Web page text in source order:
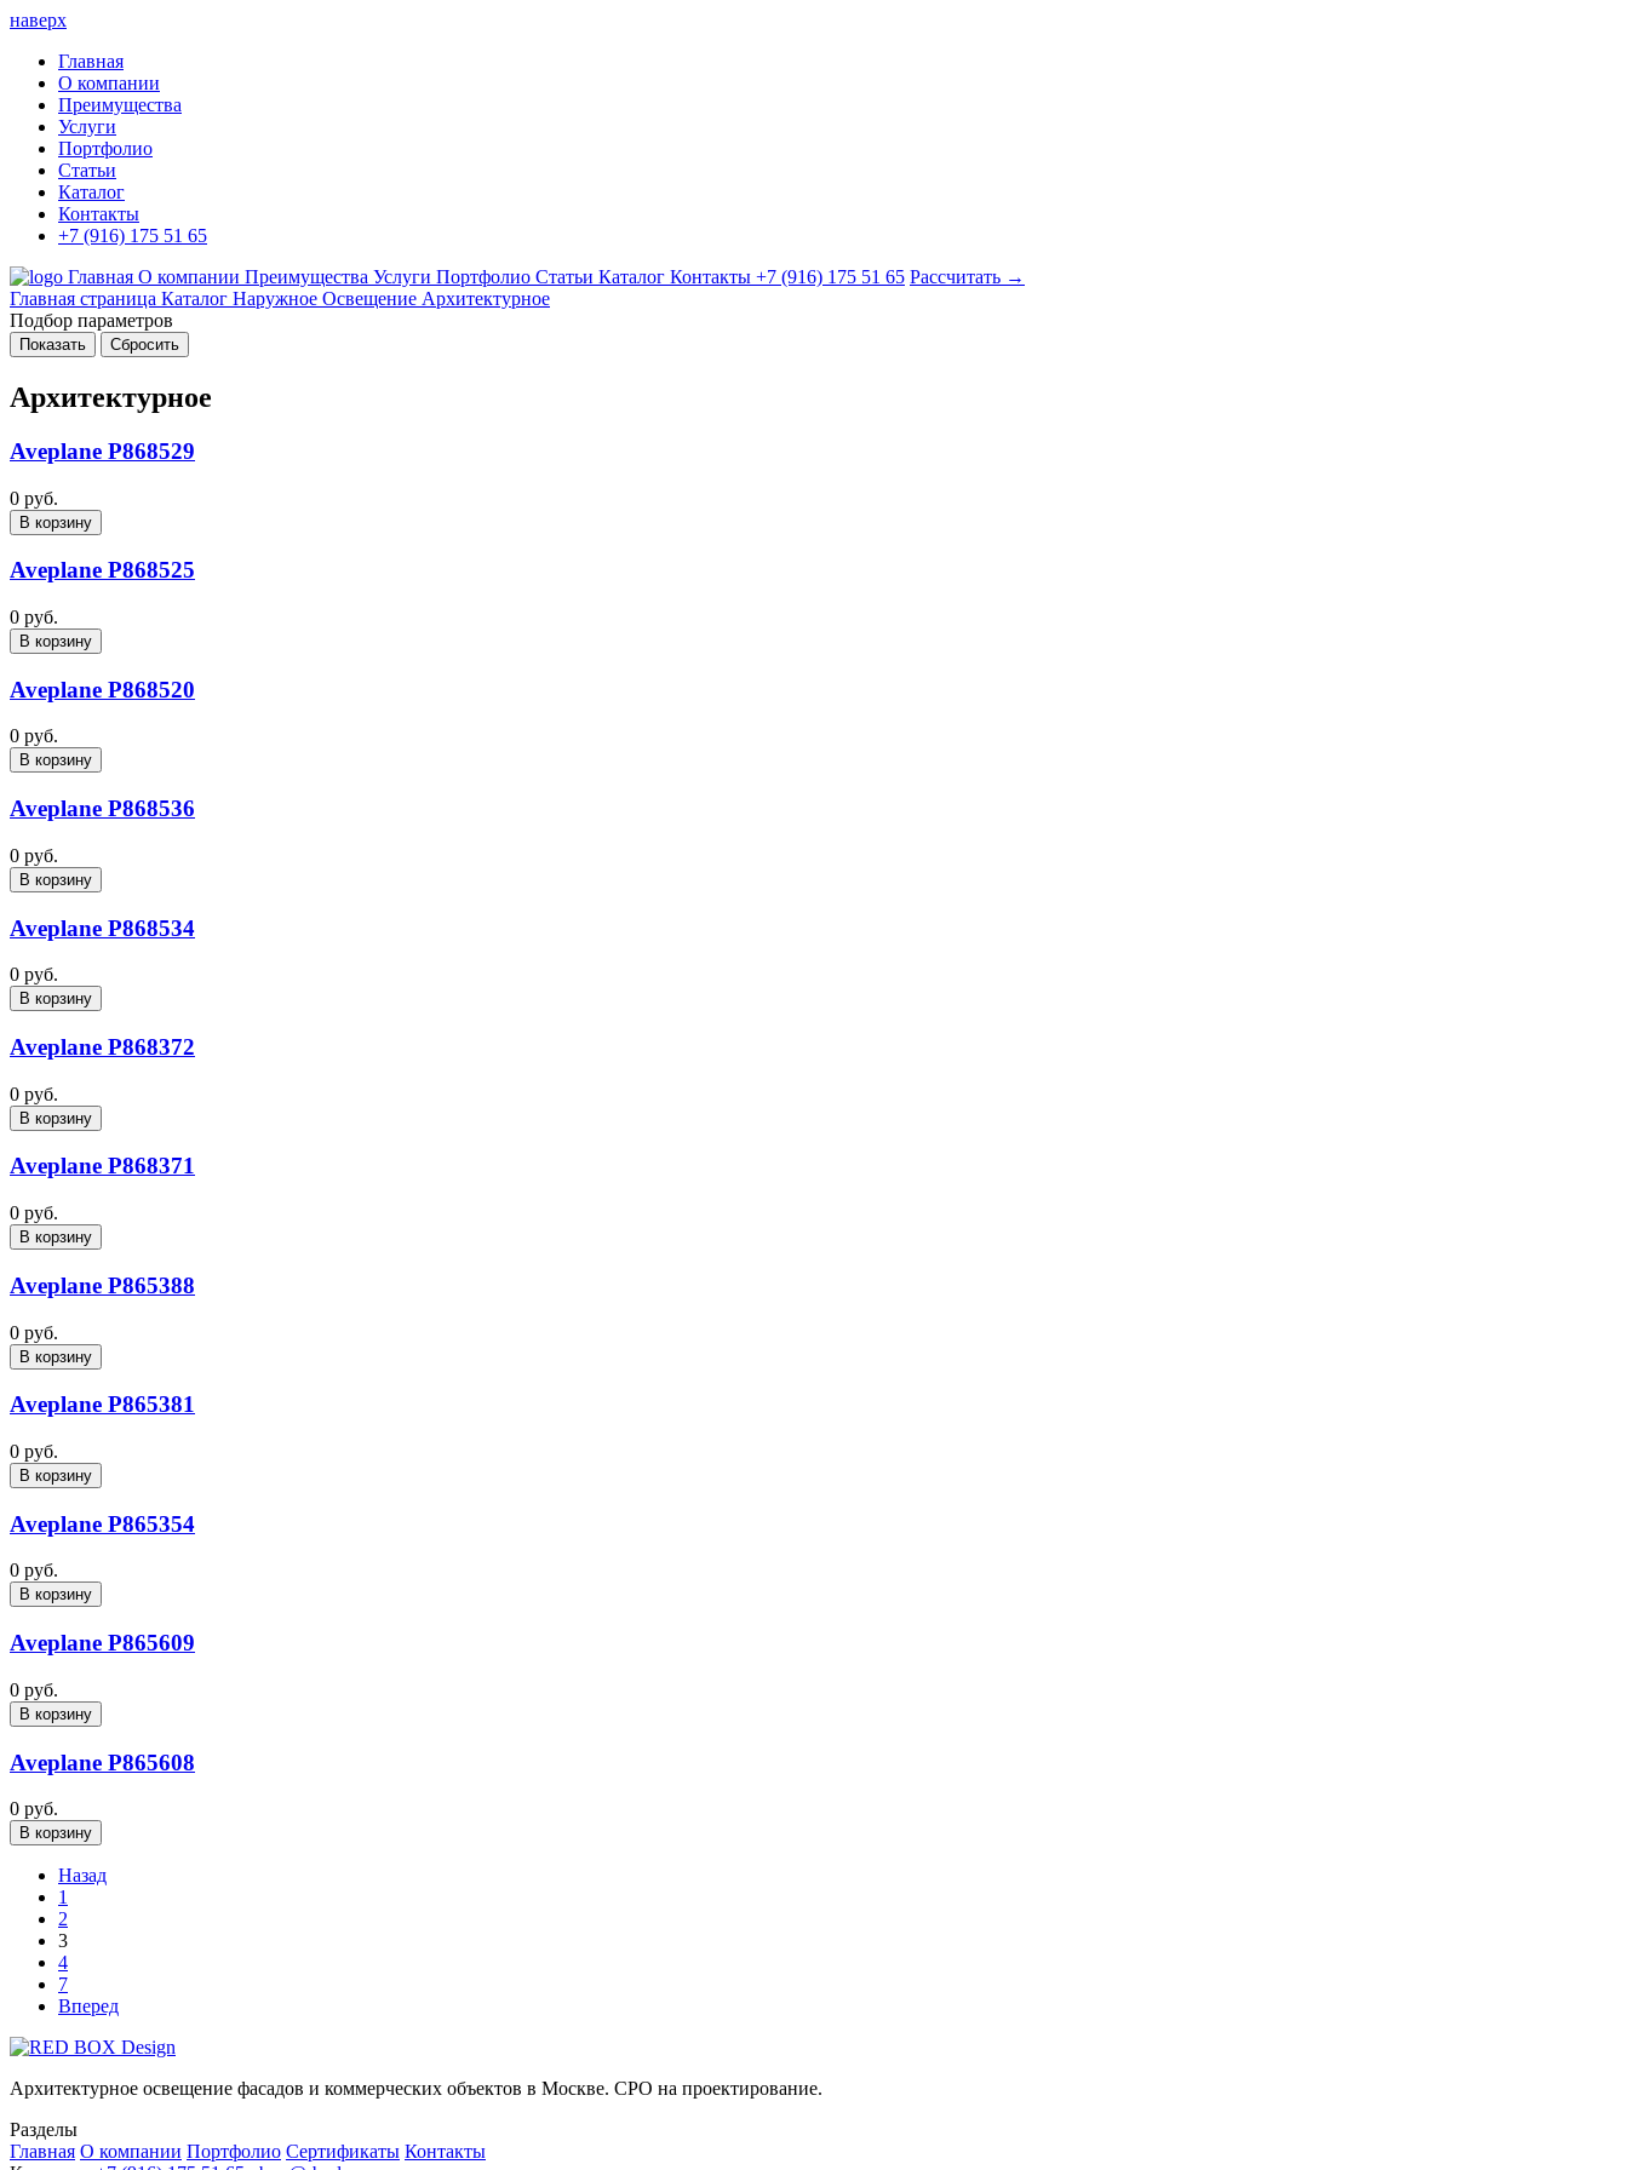
наверх
Главная
О компании
Преимущества
Услуги
Портфолио
Статьи
Каталог
Контакты
+7 (916) 175 51 65
Главная О компании Преимущества Услуги Портфолио Статьи Каталог Контакты +7 (916) 175 51 65 Рассчитать →
Главная страница Каталог Наружное Освещение Архитектурное
Подбор параметров
Архитектурное
Aveplane P868529
0 руб.
В корзину
Aveplane P868525
0 руб.
В корзину
Aveplane P868520
0 руб.
В корзину
Aveplane P868536
0 руб.
В корзину
Aveplane P868534
0 руб.
В корзину
Aveplane P868372
0 руб.
В корзину
Aveplane P868371
0 руб.
В корзину
Aveplane P865388
0 руб.
В корзину
Aveplane P865381
0 руб.
В корзину
Aveplane P865354
0 руб.
В корзину
Aveplane P865609
0 руб.
В корзину
Aveplane P865608
0 руб.
В корзину
Назад
1
2
3
4
7
Вперед
Архитектурное освещение фасадов и коммерческих объектов в Москве. СРО на проектирование.
Разделы
Главная О компании Портфолио Сертификаты Контакты